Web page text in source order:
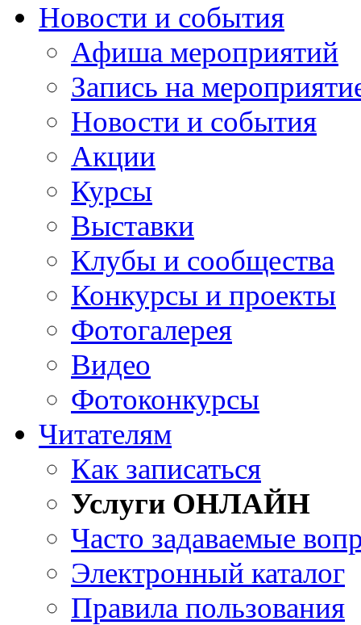
Новости и события
Афиша мероприятий
Запись на
Новости и события
Акции
Курсы
Выставки
Клубы и сообщества
Конкурсы и проекты
Фотогалерея
Видео
Фотоконкурсы
Читателям
Как записаться
Услуги ОНЛАЙН
Часто задаваемые
Электронный каталог
Правила пользования